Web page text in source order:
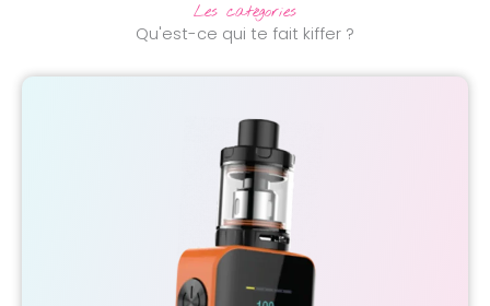
Les catégories
Qu'est-ce qui te fait kiffer ?